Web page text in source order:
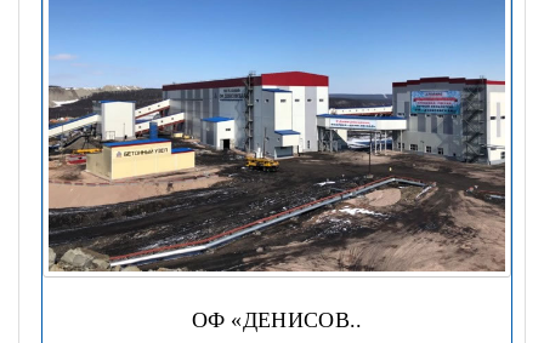
ОФ «ДЕНИСОВ..